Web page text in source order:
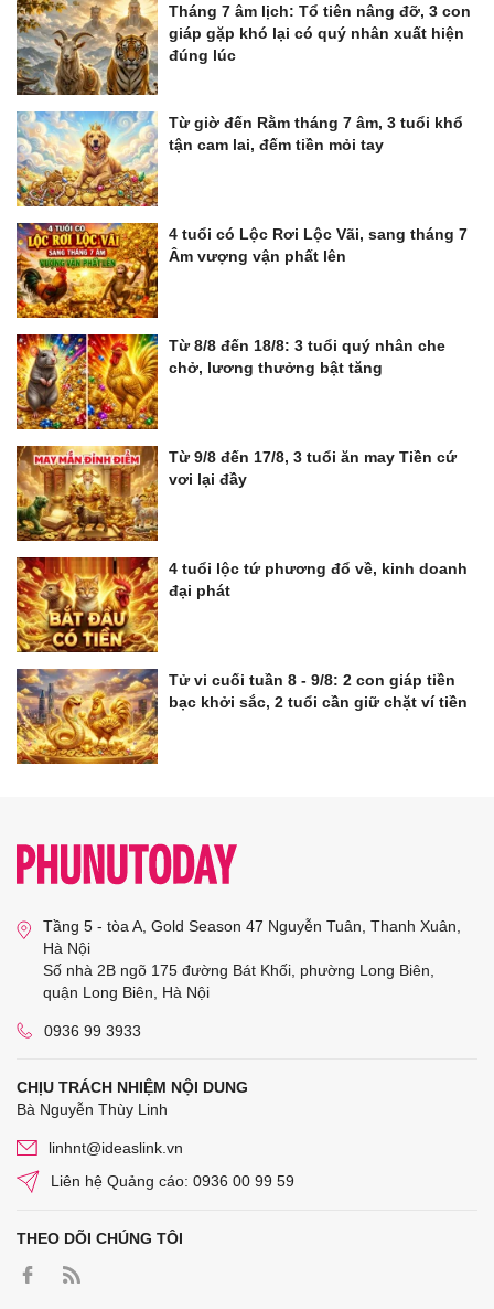
Tháng 7 âm lịch: Tổ tiên nâng đỡ, 3 con
giáp gặp khó lại có quý nhân xuất hiện
đúng lúc
Từ giờ đến Rằm tháng 7 âm, 3 tuổi khổ
tận cam lai, đếm tiền mỏi tay
4 tuổi có Lộc Rơi Lộc Vãi, sang tháng 7
Âm vượng vận phất lên
Từ 8/8 đến 18/8: 3 tuổi quý nhân che
chở, lương thưởng bật tăng
Từ 9/8 đến 17/8, 3 tuổi ăn may Tiền cứ
vơi lại đầy
4 tuổi lộc tứ phương đổ về, kinh doanh
đại phát
Tử vi cuối tuần 8 - 9/8: 2 con giáp tiền
bạc khởi sắc, 2 tuổi cần giữ chặt ví tiền
Tầng 5 - tòa A, Gold Season 47 Nguyễn Tuân, Thanh Xuân,
Hà Nội
Số nhà 2B ngõ 175 đường Bát Khối, phường Long Biên,
quận Long Biên, Hà Nội
0936 99 3933
CHỊU TRÁCH NHIỆM NỘI DUNG
Bà Nguyễn Thùy Linh
linhnt@ideaslink.vn
Liên hệ Quảng cáo: 0936 00 99 59
THEO DÕI CHÚNG TÔI